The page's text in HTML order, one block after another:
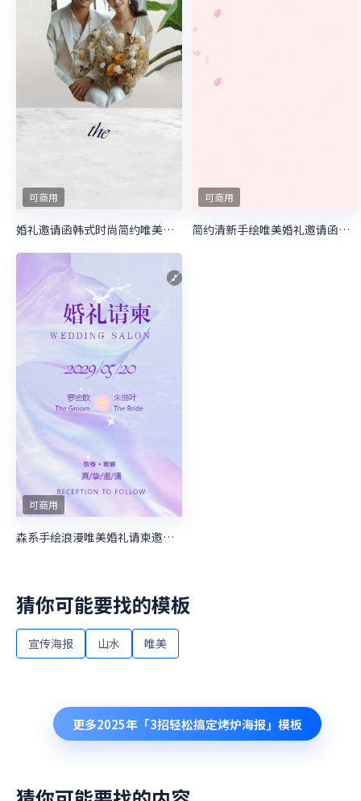
可商用
婚礼邀请函韩式时尚简约唯美婚礼请柬
可商用
简约清新手绘唯美婚礼邀请函请柬喜帖
可商用
森系手绘浪漫唯美婚礼请柬邀请函喜帖
猜你可能要找的模板
宣传海报 山水 唯美
更多2025年「3招轻松搞定烤炉海报」 模板